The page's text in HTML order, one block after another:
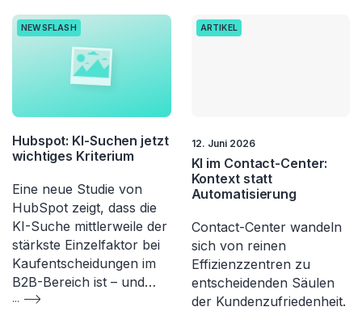
NEWSFLASH
Hubspot: KI-Suchen jetzt
wichtiges Kriterium
Eine neue Studie von
HubSpot zeigt, dass die
KI-Suche mittlerweile der
stärkste Einzelfaktor bei
Kaufentscheidungen im
B2B-Bereich ist – und…
...
ARTIKEL
12. Juni 2026
KI im Contact-Center:
Kontext statt
Automatisierung
Contact-Center wandeln
sich von reinen
Effizienzzentren zu
entscheidenden Säulen
der Kundenzufriedenheit.